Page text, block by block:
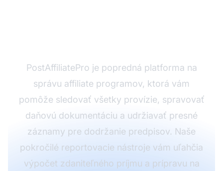
PostAffiliatePro je popredná platforma na
správu affiliate programov, ktorá vám
pomôže sledovať všetky provízie, spravovať
daňovú dokumentáciu a udržiavať presné
záznamy pre dodržanie predpisov. Naše
pokročilé reportovacie nástroje vám uľahčia
výpočet zdaniteľného príjmu a prípravu na